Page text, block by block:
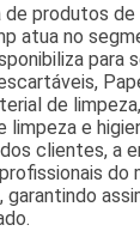
de produtos
atua no
para
de
e
clientes, a
do